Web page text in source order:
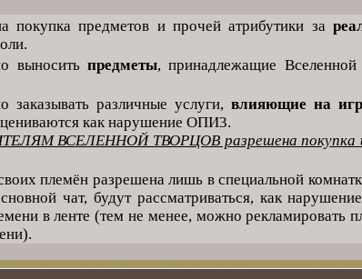
покупка предметов и прочей атрибутики за
выноситьпредметы, принадлежащие
заказывать различные услуги,влияющие на
как нарушение ОПИ3.
ВСЕЛЕННОЙ ТВОРЦОВ разрешена покупка
племён разрешена лишь в специальной
чат, будут рассматриваться, как
в ленте (тем не менее, можно